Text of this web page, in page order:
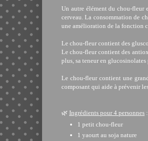
Un autre élément du chou-fleur
cerveau. La consommation de
une amélioration de la fonction
Le chou-fleur contient des
Le chou-fleur contient des
plus, sa teneur en
Le chou-fleur contient une
composant qui aide à prévenir
🌿 Ingrédients pour 4 personnes :
1 petit chou-fleur
1 yaourt au soja nature